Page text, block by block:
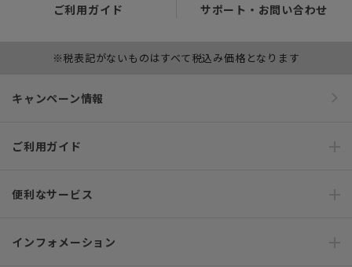
ご利用ガイド サポート・お問い合わせ
※税表記がないものはすべて税込み価格となります
キャンペーン情報
ご利用ガイド
便利なサービス
インフォメーション